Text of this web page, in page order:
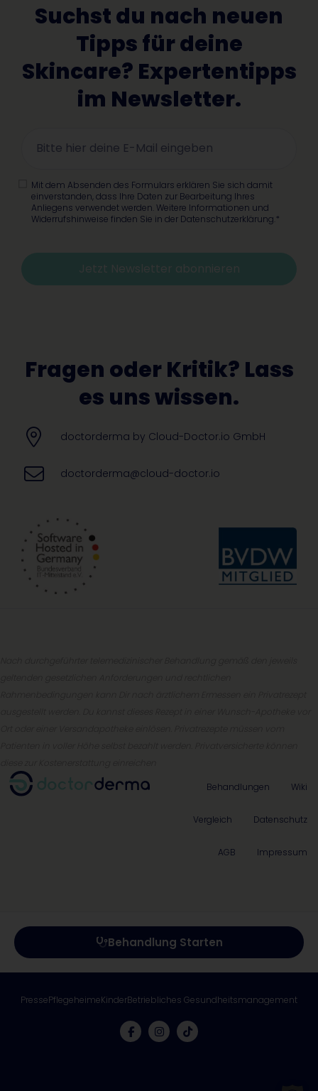
Suchst du nach neuen
Tipps für deine
Skincare? Expertentipps
im Newsletter.
Mit dem Absenden des Formulars erklären Sie sich damit
einverstanden, dass Ihre Daten zur Bearbeitung Ihres
Anliegens verwendet werden. Weitere Informationen und
Widerrufshinweise finden Sie in der Datenschutzerklärung.*
Jetzt Newsletter abonnieren
Fragen oder Kritik? Lass
es uns wissen.
doctorderma by Cloud-Doctor.io GmbH
doctorderma@cloud-doctor.io
Behandlungen
Wiki
Vergleich Datenschutz
AGB Impressum
Behandlung Starten
PressePflegeheimeKinderBetriebliches Gesundheitsmanagement